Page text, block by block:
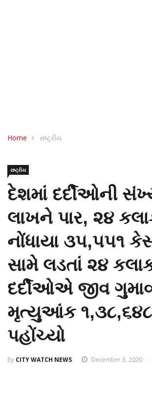
Home રાષ્ટ્રીય
રાષ્ટ્રીય
દેશમાં દર્દીઓની
લાખને પાર, ૨૪
નોંધાયા ૩૫,૫૫૧
સામે લડતાં ૨૪
દર્દીઓએ જીવ
મૃત્યુઆંક
પહોંચ્યો
By CITY WATCH NEWS December 3, 2020